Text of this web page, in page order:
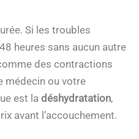
Si les troubles
heures sans aucun autre
des contractions
médecin ou votre
est la déshydratation,
avant l’accouchement.